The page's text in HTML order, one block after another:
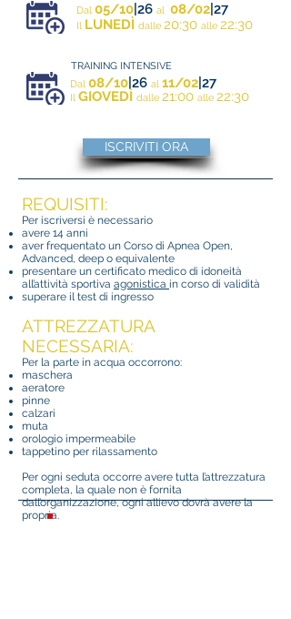
Dal 05/10 |26 al 08/02 |27
Il LUNEDÌ dalle 20:30 alle 22:30
TRAINING INTENSIVE
Dal 08/10 |26 al 11/02 |27
Il GIOVEDÌ dalle 21:00 alle 22:30
ISCRIVITI ORA
REQUISITI:
Per iscriversi è necessario
avere 14 anni
aver frequentato un Corso di Apnea Open,
Advanced, deep o equivalente
presentare un certificato medico di idoneità
all’attività sportiva agonistica in corso di validità
superare il test di ingresso
ATTREZZATURA
NECESSARIA:
Per la parte in acqua occorrono:
maschera
aeratore
pinne
calzari
muta
orologio impermeabile
tappetino per rilassamento
Per ogni seduta occorre avere tutta l’attrezzatura
completa, la quale non è fornita
dall’organizzazione, ogni allievo dovrà avere la
propria.​